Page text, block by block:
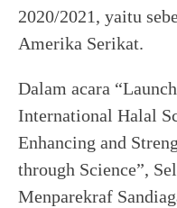
2020/2021, yaitu
Amerika Serikat.
Dalam acara
International Halal
Enhancing and
through Science”,
Menparekraf